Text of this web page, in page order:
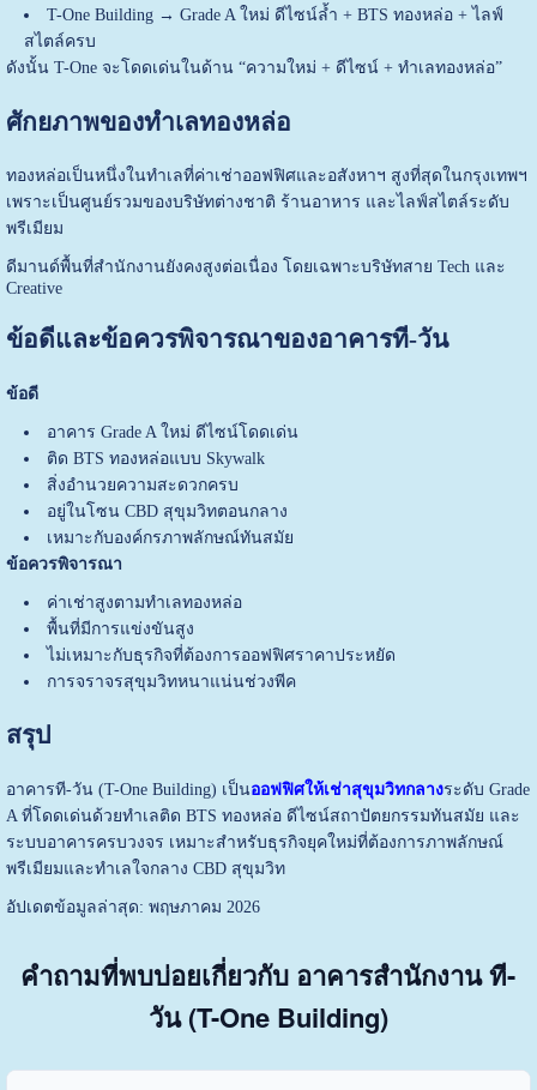
T-One Building → Grade A ใหม่ ดีไซน์ล้ำ + BTS ทองหล่อ + ไลฟ์
สไตล์ครบ
ดังนั้น T-One จะโดดเด่นในด้าน “ความใหม่ + ดีไซน์ + ทำเลทองหล่อ”
ศักยภาพของทำเลทองหล่อ
ทองหล่อเป็นหนึ่งในทำเลที่ค่าเช่าออฟฟิศและอสังหาฯ สูงที่สุดในกรุงเทพฯ
เพราะเป็นศูนย์รวมของบริษัทต่างชาติ ร้านอาหาร และไลฟ์สไตล์ระดับ
พรีเมียม
ดีมานด์พื้นที่สำนักงานยังคงสูงต่อเนื่อง โดยเฉพาะบริษัทสาย Tech และ
Creative
ข้อดีและข้อควรพิจารณาของอาคารที-วัน
ข้อดี
อาคาร Grade A ใหม่ ดีไซน์โดดเด่น
ติด BTS ทองหล่อแบบ Skywalk
สิ่งอำนวยความสะดวกครบ
อยู่ในโซน CBD สุขุมวิทตอนกลาง
เหมาะกับองค์กรภาพลักษณ์ทันสมัย
ข้อควรพิจารณา
ค่าเช่าสูงตามทำเลทองหล่อ
พื้นที่มีการแข่งขันสูง
ไม่เหมาะกับธุรกิจที่ต้องการออฟฟิศราคาประหยัด
การจราจรสุขุมวิทหนาแน่นช่วงพีค
สรุป
อาคารที-วัน (T-One Building) เป็นออฟฟิศให้เช่าสุขุมวิทกลางระดับ Grade
A ที่โดดเด่นด้วยทำเลติด BTS ทองหล่อ ดีไซน์สถาปัตยกรรมทันสมัย และ
ระบบอาคารครบวงจร เหมาะสำหรับธุรกิจยุคใหม่ที่ต้องการภาพลักษณ์
พรีเมียมและทำเลใจกลาง CBD สุขุมวิท
อัปเดตข้อมูลล่าสุด: พฤษภาคม 2026
คำถามที่พบบ่อยเกี่ยวกับ อาคารสำนักงาน ที-
วัน (T-One Building)